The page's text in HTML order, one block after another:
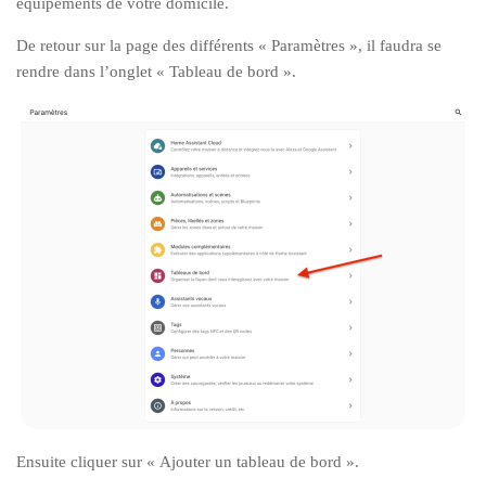
De retour sur la page des différents « Paramètres », il faudra se
rendre dans l’onglet « Tableau de bord ».
Ensuite cliquer sur « Ajouter un tableau de bord ».